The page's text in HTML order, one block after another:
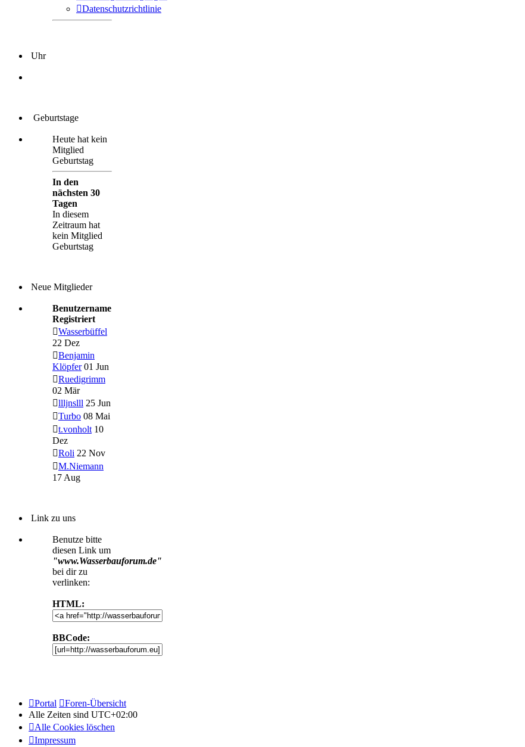
Datenschutzrichtlinie
Uhr
Geburtstage
Heute hat kein
Mitglied
Geburtstag
In den
nächsten 30
Tagen
In diesem
Zeitraum hat
kein Mitglied
Geburtstag
Neue Mitglieder
Benutzername
Registriert
Wasserbüffel
22 Dez
Benjamin
Klöpfer 01 Jun
Ruedigrimm
02 Mär
llljnslll 25 Jun
Turbo 08 Mai
t.vonholt 10
Dez
Roli 22 Nov
M.Niemann
17 Aug
Link zu uns
Benutze bitte
diesen Link um
"www.Wasserbauforum.de"
bei dir zu
verlinken:
HTML:
BBCode:
Portal
Foren-Übersicht
Alle Zeiten sind UTC+02:00
Alle Cookies löschen
Impressum